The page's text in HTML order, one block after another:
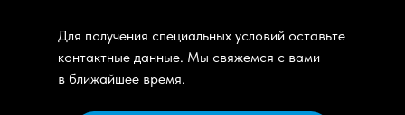
Для получения специальных условий оставьте
контактные данные. Мы свяжемся с вами
в ближайшее время.